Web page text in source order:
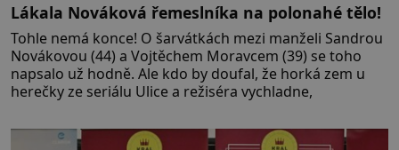
Lákala Nováková řemeslníka na polonahé tělo!
Tohle nemá konce! O šarvátkách mezi manželi Sandrou
Novákovou (44) a Vojtěchem Moravcem (39) se toho
napsalo už hodně. Ale kdo by doufal, že horká zem u
herečky ze seriálu Ulice a režiséra vychladne,